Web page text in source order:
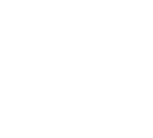
FOTOREPORTAŻ